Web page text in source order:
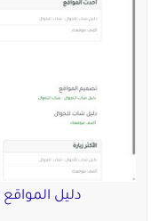
دليل